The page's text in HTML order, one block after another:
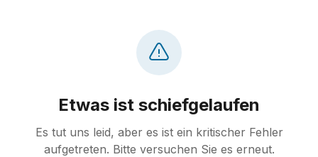
Etwas ist schiefgelaufen
Es tut uns leid, aber es ist ein kritischer Fehler
aufgetreten. Bitte versuchen Sie es erneut.